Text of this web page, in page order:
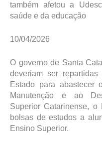
também afetou a
saúde e da educação
10/04/2026
O governo de Santa
deveriam ser
Estado para
Manutenção e ao
Superior Catarinense, o
bolsas de estudos a
Ensino Superior.